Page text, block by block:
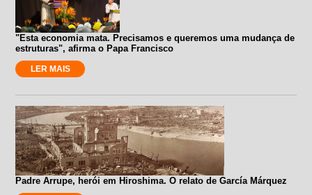
"Esta economia mata. Precisamos e queremos uma mudança de
estruturas", afirma o Papa Francisco
LER MAIS
Padre Arrupe, herói em Hiroshima. O relato de García Márquez